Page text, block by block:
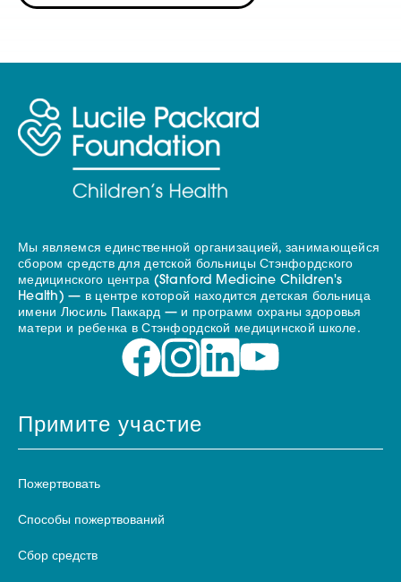
Мы являемся единственной организацией, занимающейся
сбором средств для детской больницы Стэнфордского
медицинского центра (Stanford Medicine Children's
Health) — в центре которой находится детская больница
имени Люсиль Паккард — и программ охраны здоровья
матери и ребенка в Стэнфордской медицинской школе.
Примите участие
Пожертвовать
Способы пожертвований
Сбор средств